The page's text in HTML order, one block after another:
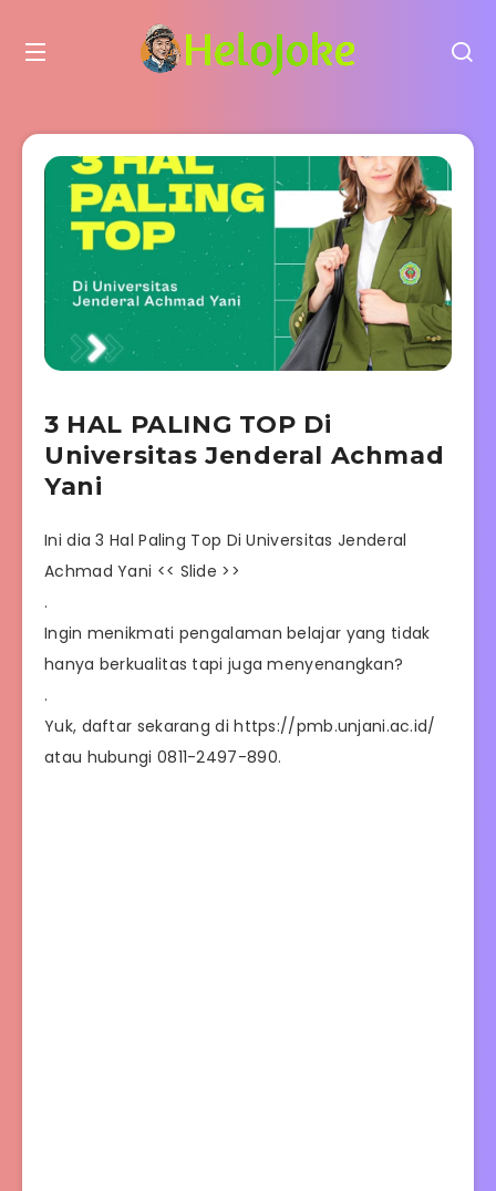
3 HAL PALING TOP Di
Universitas Jenderal Achmad
Yani
Ini dia 3 Hal Paling Top Di Universitas Jenderal
Achmad Yani << Slide >>
.
Ingin menikmati pengalaman belajar yang tidak
hanya berkualitas tapi juga menyenangkan?
.
Yuk, daftar sekarang di https://pmb.unjani.ac.id/
atau hubungi 0811-2497-890.